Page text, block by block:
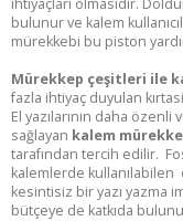
bulunur ve kalem
mürekkebi bu piston
Mürekkep çeşitleri ile
fazla ihtiyaç duyulan
El yazılarının daha
sağlayan kalem
tarafından tercih edilir.
kalemlerde kullanılabilen
kesintisiz bir yazı yazma
bütçeye de katkıda